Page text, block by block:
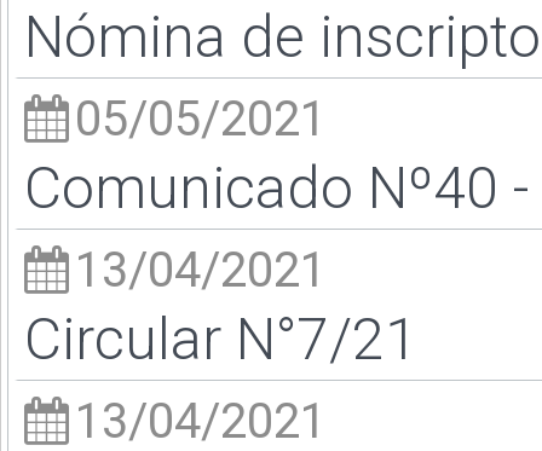
Nómina de
05/05/2021
Comunicado Nº40
13/04/2021
Circular N°7/21
13/04/2021